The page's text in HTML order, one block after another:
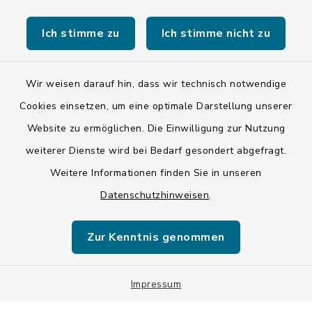
Ich stimme zu Ich stimme nicht zu
Wir weisen darauf hin, dass wir technisch notwendige
Cookies einsetzen, um eine optimale Darstellung unserer
Website zu ermöglichen. Die Einwilligung zur Nutzung
weiterer Dienste wird bei Bedarf gesondert abgefragt.
Weitere Informationen finden Sie in unseren
Datenschutzhinweisen.
Zur Kenntnis genommen
Impressum
Kontakt
Barrierefreiheit
Datenschutz
Impressum
ISIS 12
Sitemap